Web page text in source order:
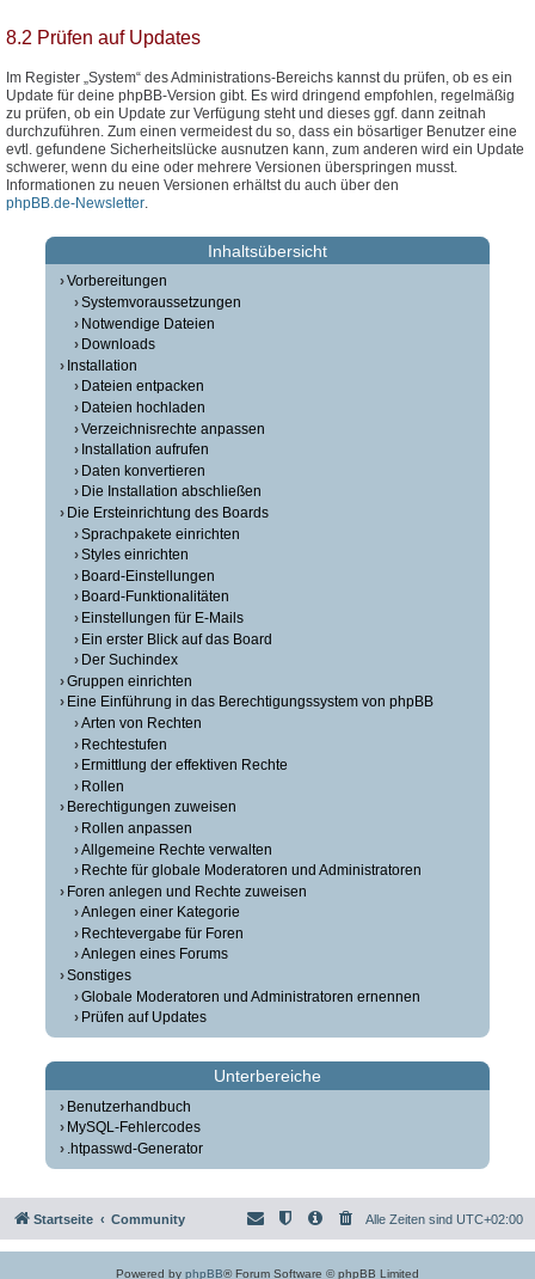
8.2 Prüfen auf Updates
Im Register „System“ des Administrations-Bereichs kannst du prüfen, ob es ein
Update für deine phpBB-Version gibt. Es wird dringend empfohlen, regelmäßig
zu prüfen, ob ein Update zur Verfügung steht und dieses ggf. dann zeitnah
durchzuführen. Zum einen vermeidest du so, dass ein bösartiger Benutzer eine
evtl. gefundene Sicherheitslücke ausnutzen kann, zum anderen wird ein Update
schwerer, wenn du eine oder mehrere Versionen überspringen musst.
Informationen zu neuen Versionen erhältst du auch über den
phpBB.de-Newsletter.
Inhaltsübersicht
Vorbereitungen
Systemvoraussetzungen
Notwendige Dateien
Downloads
Installation
Dateien entpacken
Dateien hochladen
Verzeichnisrechte anpassen
Installation aufrufen
Daten konvertieren
Die Installation abschließen
Die Ersteinrichtung des Boards
Sprachpakete einrichten
Styles einrichten
Board-Einstellungen
Board-Funktionalitäten
Einstellungen für E-Mails
Ein erster Blick auf das Board
Der Suchindex
Gruppen einrichten
Eine Einführung in das Berechtigungssystem von phpBB
Arten von Rechten
Rechtestufen
Ermittlung der effektiven Rechte
Rollen
Berechtigungen zuweisen
Rollen anpassen
Allgemeine Rechte verwalten
Rechte für globale Moderatoren und Administratoren
Foren anlegen und Rechte zuweisen
Anlegen einer Kategorie
Rechtevergabe für Foren
Anlegen eines Forums
Sonstiges
Globale Moderatoren und Administratoren ernennen
Prüfen auf Updates
Unterbereiche
Benutzerhandbuch
MySQL-Fehlercodes
.htpasswd-Generator
Startseite Community Alle Zeiten sind UTC+02:00
Powered by phpBB® Forum Software © phpBB Limited